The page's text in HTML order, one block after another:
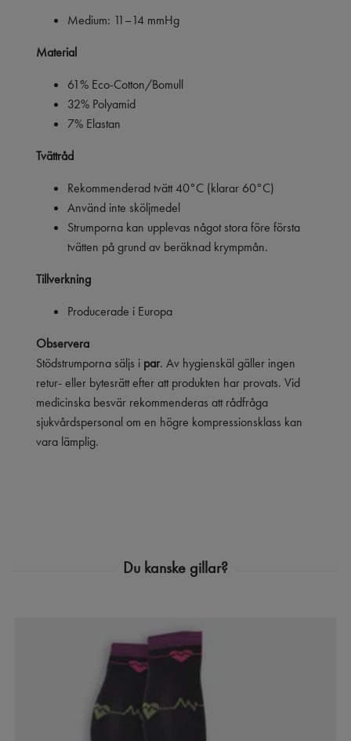
Medium: 11–14 mmHg
Material
61% Eco-Cotton/Bomull
32% Polyamid
7% Elastan
Tvättråd
Rekommenderad tvätt 40°C (klarar 60°C)
Använd inte sköljmedel
Strumporna kan upplevas något stora före första
tvätten på grund av beräknad krympmån.
Tillverkning
Producerade i Europa
Observera
Stödstrumporna säljs i par. Av hygienskäl gäller ingen
retur- eller bytesrätt efter att produkten har provats. Vid
medicinska besvär rekommenderas att rådfråga
sjukvårdspersonal om en högre kompressionsklass kan
vara lämplig.